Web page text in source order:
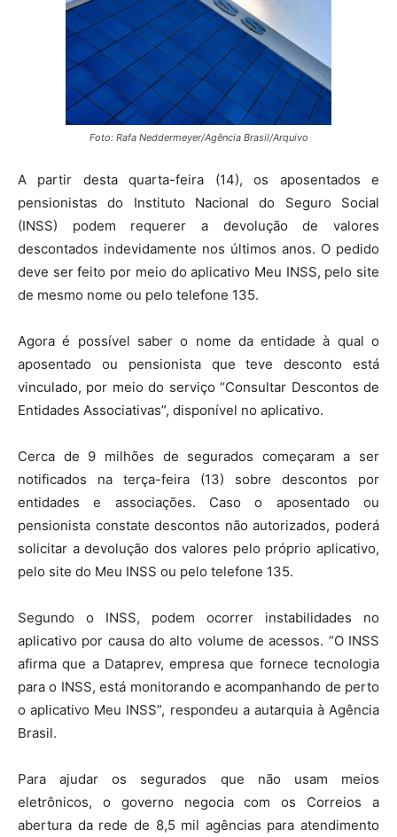
Foto: Rafa Neddermeyer/Agência Brasil/Arquivo
A partir desta quarta-feira (14), os aposentados e
pensionistas do Instituto Nacional do Seguro Social
(INSS) podem requerer a devolução de valores
descontados indevidamente nos últimos anos. O pedido
deve ser feito por meio do aplicativo Meu INSS, pelo site
de mesmo nome ou pelo telefone 135.
Agora é possível saber o nome da entidade à qual o
aposentado ou pensionista que teve desconto está
vinculado, por meio do serviço “Consultar Descontos de
Entidades Associativas”, disponível no aplicativo.
Cerca de 9 milhões de segurados começaram a ser
notificados na terça-feira (13) sobre descontos por
entidades e associações. Caso o aposentado ou
pensionista constate descontos não autorizados, poderá
solicitar a devolução dos valores pelo próprio aplicativo,
pelo site do Meu INSS ou pelo telefone 135.
Segundo o INSS, podem ocorrer instabilidades no
aplicativo por causa do alto volume de acessos. “O INSS
afirma que a Dataprev, empresa que fornece tecnologia
para o INSS, está monitorando e acompanhando de perto
o aplicativo Meu INSS”, respondeu a autarquia à Agência
Brasil.
Para ajudar os segurados que não usam meios
eletrônicos, o governo negocia com os Correios a
abertura da rede de 8,5 mil agências para atendimento